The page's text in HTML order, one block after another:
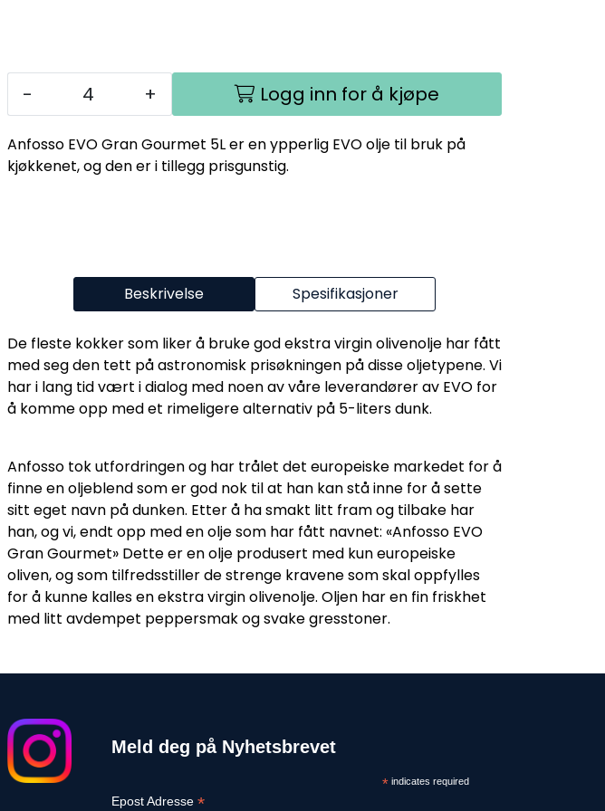
- + Logg inn for å kjøpe
Anfosso EVO Gran Gourmet 5L er en ypperlig EVO olje til bruk på
kjøkkenet, og den er i tillegg prisgunstig.
Beskrivelse Spesifikasjoner
De fleste kokker som liker å bruke god ekstra virgin olivenolje har fått
med seg den tett på astronomisk prisøkningen på disse oljetypene. Vi
har i lang tid vært i dialog med noen av våre leverandører av EVO for
å komme opp med et rimeligere alternativ på 5-liters dunk.
Anfosso tok utfordringen og har trålet det europeiske markedet for å
finne en oljeblend som er god nok til at han kan stå inne for å sette
sitt eget navn på dunken. Etter å ha smakt litt fram og tilbake har
han, og vi, endt opp med en olje som har fått navnet: «Anfosso EVO
Gran Gourmet» Dette er en olje produsert med kun europeiske
oliven, og som tilfredsstiller de strenge kravene som skal oppfylles
for å kunne kalles en ekstra virgin olivenolje. Oljen har en fin friskhet
med litt avdempet peppersmak og svake gresstoner.
Meld deg på Nyhetsbrevet
*indicates required
Epost Adresse *